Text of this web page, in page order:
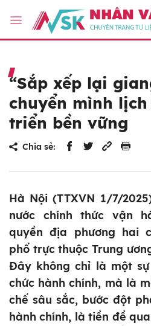
“Sắp xếp lại
chuyển mình
triển bền vững
Chia sẻ:
Hà Nội (TTXVN 1/7/
nước chính thức vận
quyền địa phương hai
phố trực thuộc Trung
Đây không chỉ là một
chức hành chính, mà là
chế sâu sắc, bước đột
hành chính, là tiền đề